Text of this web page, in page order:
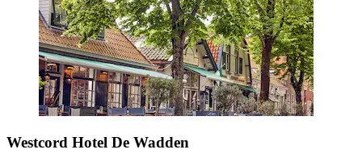
Westcord Hotel De Wadden